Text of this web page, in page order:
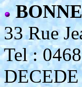
33 Rue
Tel :
DECEDE